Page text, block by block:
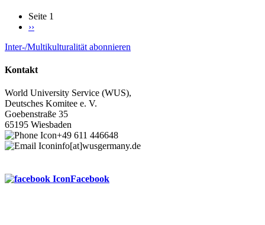
Seitennummerierung
Seite 1
Nächste
››
Inter-/Multikulturalität abonnieren
Kontakt
World University Service (WUS),
Deutsches Komitee e. V.
Goebenstraße 35
65195 Wiesbaden
+49 611 446648
info[at]wusgermany.de
Facebook